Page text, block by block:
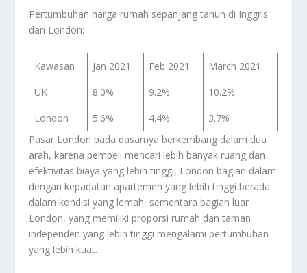
Pertumbuhan harga rumah sepanjang tahun di Inggris
dan London:
Kawasan Jan 2021 Feb 2021
March 2021
UK
8.0% 9.2%
10.2%
London
5.6% 4.4%
3.7%
Pasar London pada dasarnya berkembang dalam dua
arah, karena pembeli mencari lebih banyak ruang dan
efektivitas biaya yang lebih tinggi, London bagian dalam
dengan kepadatan apartemen yang lebih tinggi berada
dalam kondisi yang lemah, sementara bagian luar
London, yang memiliki proporsi rumah dan taman
independen yang lebih tinggi mengalami pertumbuhan
yang lebih kuat.